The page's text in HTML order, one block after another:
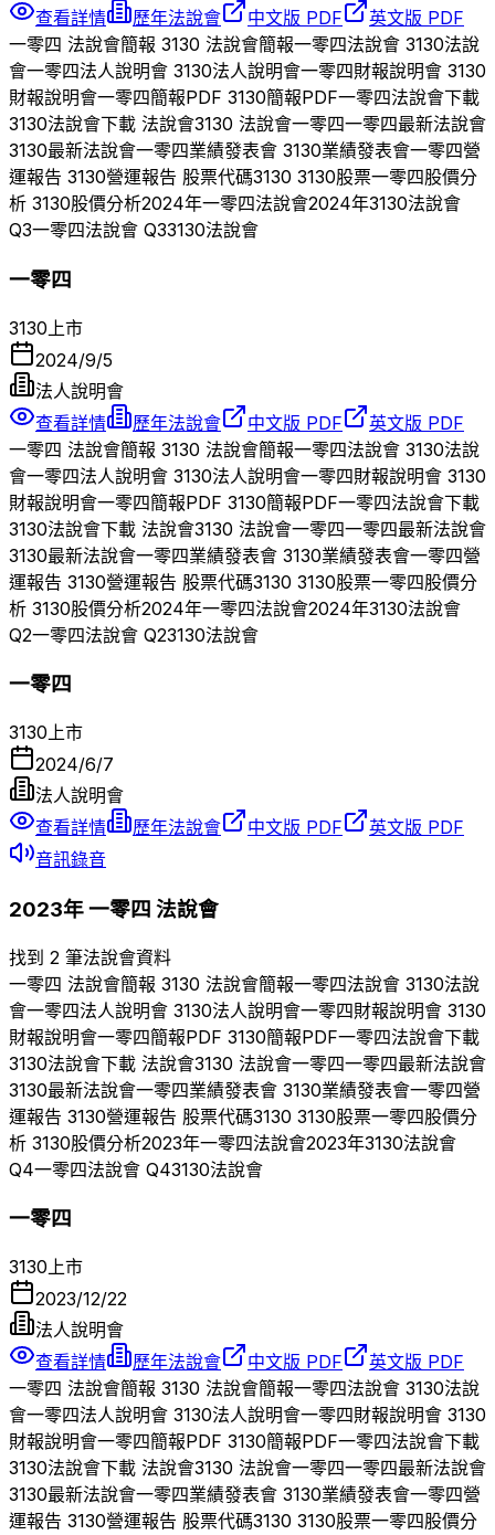
查看詳情 歷年法說會 中文版 PDF
英文版 PDF
一零四 法說會簡報 3130 法說會簡報一零四法說會 3130法說
會一零四法人說明會 3130法人說明會一零四財報說明會 3130
財報說明會一零四簡報PDF 3130簡報PDF一零四法說會下載
3130法說會下載 法說會3130 法說會一零四一零四最新法說會
3130最新法說會一零四業績發表會 3130業績發表會一零四營
運報告 3130營運報告 股票代碼3130 3130股票一零四股價分
析 3130股價分析2024年一零四法說會2024年3130法說會
Q3一零四法說會 Q33130法說會
一零四
3130 上市
2024/9/5
法人說明會
查看詳情
歷年法說會 中文版 PDF
英文版 PDF
一零四 法說會簡報 3130 法說會簡報一零四法說會 3130法說
會一零四法人說明會 3130法人說明會一零四財報說明會 3130
財報說明會一零四簡報PDF 3130簡報PDF一零四法說會下載
3130法說會下載 法說會3130 法說會一零四一零四最新法說會
3130最新法說會一零四業績發表會 3130業績發表會一零四營
運報告 3130營運報告 股票代碼3130 3130股票一零四股價分
析 3130股價分析2024年一零四法說會2024年3130法說會
Q2一零四法說會 Q23130法說會
一零四
3130上市
2024/6/7
法人說明會
查看詳情
歷年法說會 中文版 PDF
英文版 PDF
音訊錄音
2023年一零四 法說會
找到 2 筆法說會資料
一零四 法說會簡報 3130 法說會簡報一零四法說會 3130法說
會一零四法人說明會 3130法人說明會一零四財報說明會 3130
財報說明會一零四簡報PDF 3130簡報PDF一零四法說會下載
3130法說會下載 法說會3130 法說會一零四一零四最新法說會
3130最新法說會一零四業績發表會 3130業績發表會一零四營
運報告 3130營運報告 股票代碼3130 3130股票一零四股價分
析 3130股價分析2023年一零四法說會2023年3130法說會
Q4一零四法說會 Q43130法說會
一零四
3130上市
2023/12/22
法人說明會
查看詳情
歷年法說會 中文版 PDF
英文版 PDF
一零四 法說會簡報 3130 法說會簡報一零四法說會 3130法說
會一零四法人說明會 3130法人說明會一零四財報說明會 3130
財報說明會一零四簡報PDF 3130簡報PDF一零四法說會下載
3130法說會下載 法說會3130 法說會一零四一零四最新法說會
3130最新法說會一零四業績發表會 3130業績發表會一零四營
運報告 3130營運報告 股票代碼3130 3130股票一零四股價分